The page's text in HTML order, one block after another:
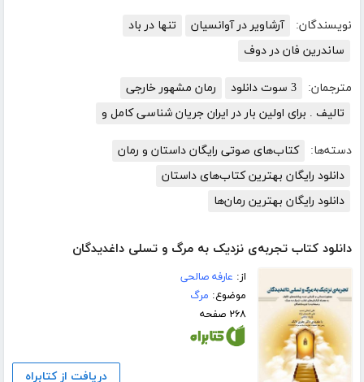
نویسندگان: آرشاویر در آوانسیان
تنها در باد
ساندرین فان در دوف
مترجمان: 3 سوت دانلود
رمان مشهور خارجی
تالیف . برای اولین بار در ایران جریان شناسی کامل و
دسته‌ها:
کتاب‌های صوتی رایگان داستان و رمان
دانلود رایگان بهترین کتاب‌های داستان
دانلود رایگان بهترین رمان‌ها
دانلود کتاب تجربه‌ی نزدیک به مرگ و تسلی داغدیدگان
از: عارفه صالحی
موضوع: مرگ
۲۶۸ صفحه
دریافت از کتابراه